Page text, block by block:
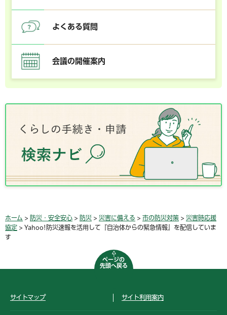
よくある質問
会議の開催案内
ホーム > 防災・安全安心 > 防災 > 災害に備える > 市の防災対策 > 災害時応援
協定 > Yahoo!防災速報を活用して『自治体からの緊急情報』を配信していま
す
ページの
先頭へ戻る
サイトマップ サイト利用案内